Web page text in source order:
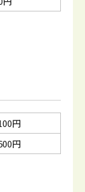
円
円